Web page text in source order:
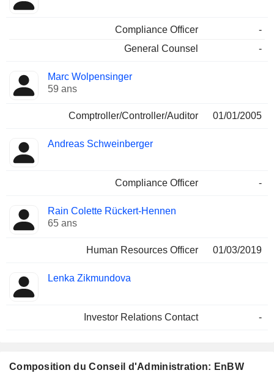
Compliance Officer
-
General Counsel
-
Marc Wolpensinger
59 ans
Comptroller/Controller/Auditor 01/01/2005
Andreas Schweinberger
Compliance Officer -
Rain Colette Rückert-Hennen
65 ans
Human Resources Officer 01/03/2019
Lenka Zikmundova
Investor Relations Contact -
Composition du Conseil d'Administration: EnBW